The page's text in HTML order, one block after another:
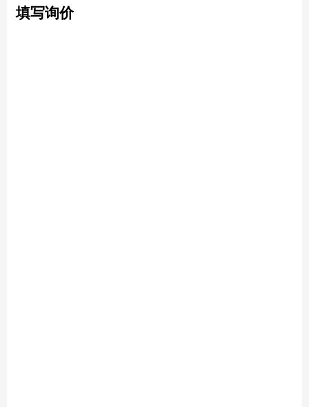
填写询价